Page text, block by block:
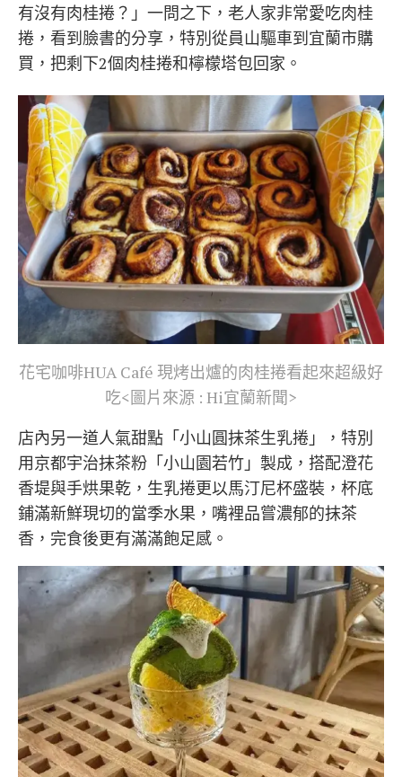
有沒有肉桂捲？」一問之下，老人家非常愛吃肉桂
捲，看到臉書的分享，特別從員山驅車到宜蘭市購
買，把剩下2個肉桂捲和檸檬塔包回家。
花宅咖啡HUA Café 現烤出爐的肉桂捲看起來超級好
吃<圖片來源 : Hi宜蘭新聞>
店內另一道人氣甜點「小山圓抹茶生乳捲」，特別
用京都宇治抹茶粉「小山園若竹」製成，搭配澄花
香堤與手烘果乾，生乳捲更以馬汀尼杯盛裝，杯底
鋪滿新鮮現切的當季水果，嘴裡品嘗濃郁的抹茶
香，完食後更有滿滿飽足感。